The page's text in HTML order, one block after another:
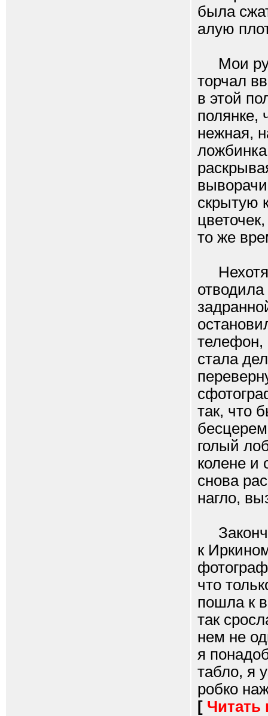
была
алую
Мои
торчал
в этой
полянке,
нежная,
ложбинка
скрытую
то же
Нехотя
телефон,
стала
так, что
голый
колене и
снова
нагло,
к
что
пошла к
так
нем не
я
табло, я
робко
[ Читать